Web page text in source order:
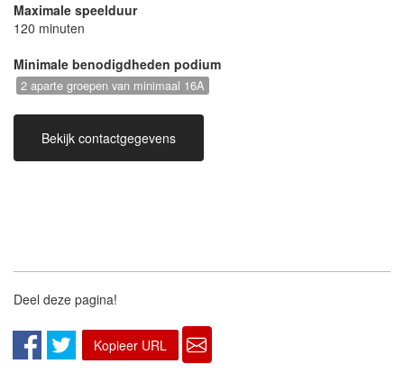
Maximale speelduur
120 minuten
Minimale benodigdheden podium
2 aparte groepen van minimaal 16A
Bekijk contactgegevens
Deel deze pagina!
Kopieer URL